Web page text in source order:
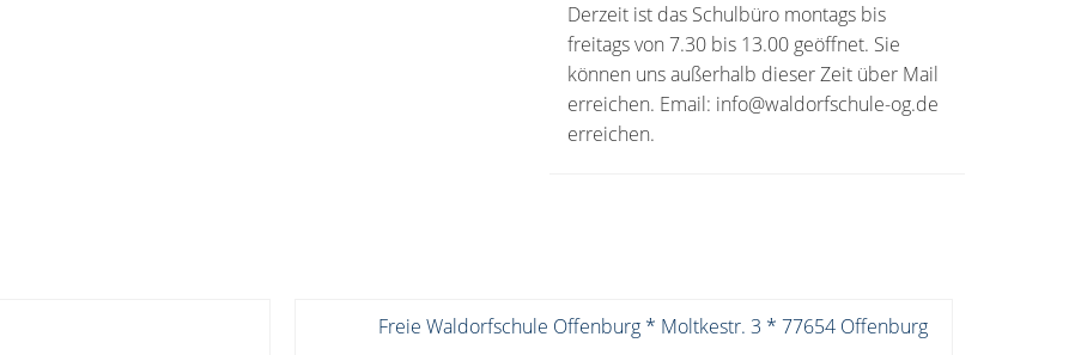
Derzeit ist das Schulbüro montags bis
freitags von 7.30 bis 13.00 geöffnet. Sie
können uns außerhalb dieser Zeit über Mail
erreichen. Email: info@waldorfschule-og.de
erreichen.
Freie Waldorfschule Offenburg * Moltkestr. 3 * 77654 Offenburg